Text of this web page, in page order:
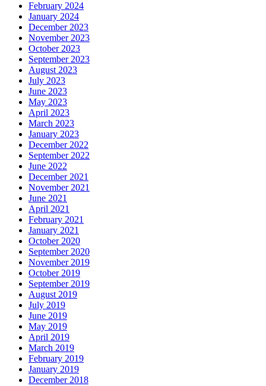
February 2024
January 2024
December 2023
November 2023
October 2023
September 2023
August 2023
July 2023
June 2023
May 2023
April 2023
March 2023
January 2023
December 2022
September 2022
June 2022
December 2021
November 2021
June 2021
April 2021
February 2021
January 2021
October 2020
September 2020
November 2019
October 2019
September 2019
August 2019
July 2019
June 2019
May 2019
April 2019
March 2019
February 2019
January 2019
December 2018